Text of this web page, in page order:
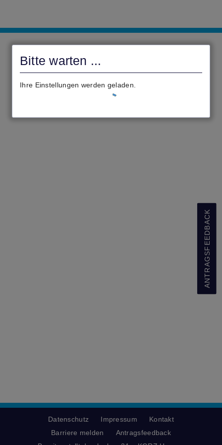
Bitte warten ...
Ihre Einstellungen werden geladen.
ANTRAGSFEEDBACK
Datenschutz Impressum
Kontakt
Barriere melden
Antragsfeedback